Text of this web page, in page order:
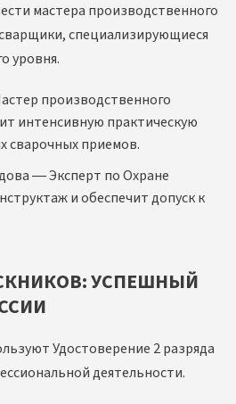
мастера производственного
специализирующиеся
уровня.
производственного
интенсивную практическую
сварочных приемов.
— Эксперт по Охране
и обеспечит допуск к
УСПЕШНЫЙ
Удостоверение 2 разряда
деятельности.